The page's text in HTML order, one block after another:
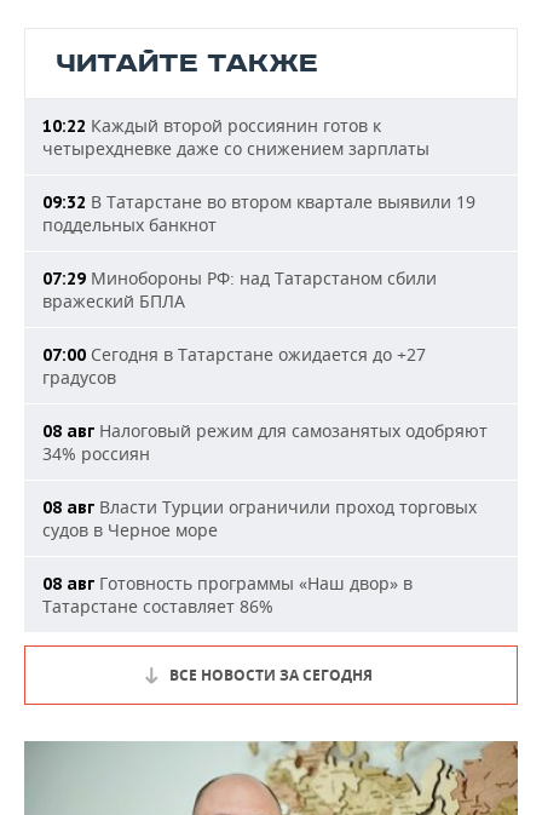
ЧИТАЙТЕ ТАКЖЕ
10:22 Каждый второй россиянин готов к
четырехдневке даже со снижением зарплаты
09:32 В Татарстане во втором квартале выявили 19
поддельных банкнот
07:29 Минобороны РФ: над Татарстаном сбили
вражеский БПЛА
07:00 Сегодня в Татарстане ожидается до +27
градусов
08 авг Налоговый режим для самозанятых одобряют
34% россиян
08 авг Власти Турции ограничили проход торговых
судов в Черное море
08 авг Готовность программы «Наш двор» в
Татарстане составляет 86%
ВСЕ НОВОСТИ ЗА СЕГОДНЯ